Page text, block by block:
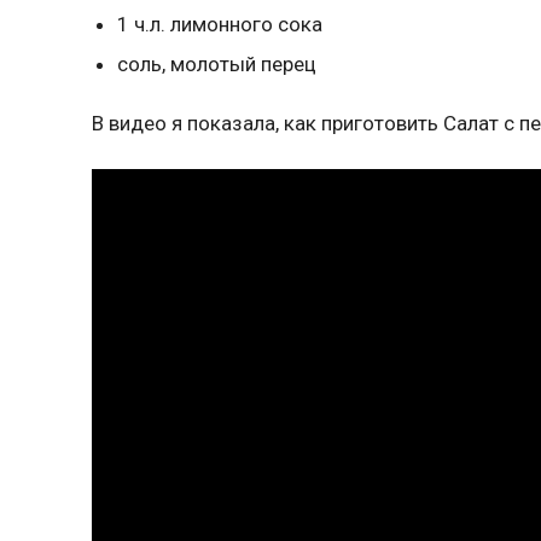
1 ч.л. лимонного сока
соль, молотый перец
В видео я показала, как приготовить Салат с